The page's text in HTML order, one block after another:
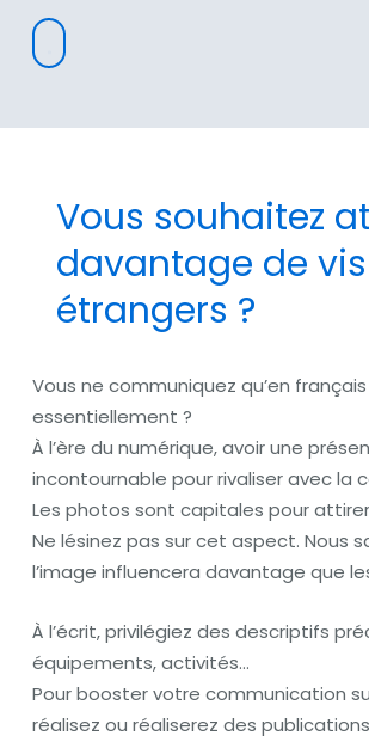
Vous souhaitez
davantage de
étrangers ?
Vous ne communiquez qu’en
essentiellement ?
À l’ère du numérique, avoir une
incontournable pour rivaliser avec la
Les photos sont capitales pour
Ne lésinez pas sur cet aspect. Nous
l’image influencera davantage que
À l’écrit, privilégiez des descriptifs
équipements, activités…
Pour booster votre communication
réalisez ou réaliserez des